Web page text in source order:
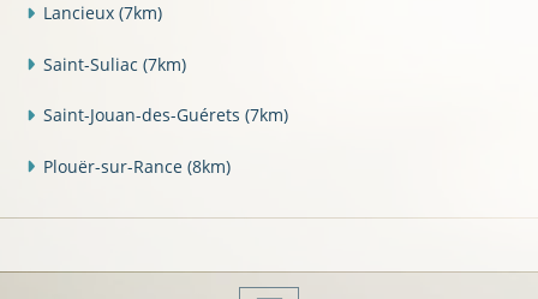
Lancieux (7km)
Saint-Suliac (7km)
Saint-Jouan-des-Guérets (7km)
Plouër-sur-Rance (8km)